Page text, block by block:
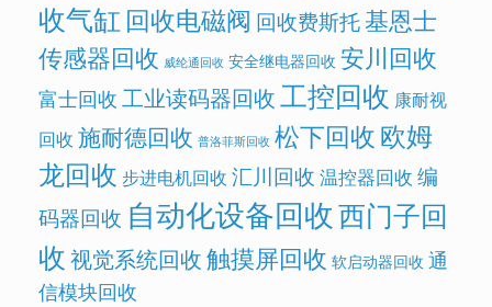
收气缸 回收电磁阀 回收费斯托基恩士
传感器回收 威纶通回收 安全继电器回收 安川回收
富士回收工业读码器回收工控回收 康耐视
回收 施耐德回收 普洛菲斯回收 松下回收欧姆
龙回收 步进电机回收 汇川回收 温控器回收 编
码器回收 自动化设备回收西门子回
收视觉系统回收触摸屏回收 软启动器回收 通
信模块回收